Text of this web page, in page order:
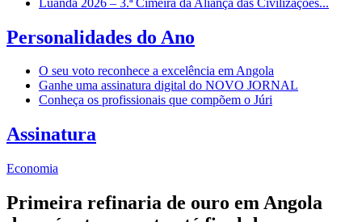
Personalidades do Ano
O seu voto reconhece a excelência em Angola
Ganhe uma assinatura digital do NOVO JORNAL
Conheça os profissionais que compõem o Júri
Assinatura
Economia
Primeira refinaria de ouro em Angola